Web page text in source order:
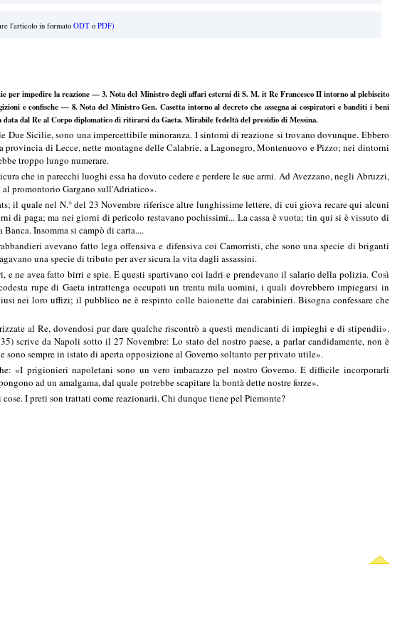
l'articolo in formatoODToPDF)
per impedire la reazione — 3. Nota del Ministro degli affari esterni di S. M. it Re Francesco II intorno al plebiscito
e confische — 8. Nota del Ministro Gen. Casetta intorno al decreto che assegna ai cospiratori e banditi i beni
dal Re al Corpo diplomatico di ritirarsi da Gaeta. Mirabile fedeltà del presidio di Messina.
Sicilie, sono una impercettibile minoranza. I sintomi di reazione si trovano dovunque. Ebbero
di Lecce, nette montagne delle Calabrie, a Lagonegro, Montenuovo e Pizzo; nei dintorni
troppo lungo numerare.
che in parecchi luoghi essa ha dovuto cedere e perdere le sue armi. Ad Avezzano, negli Abruzzi,
promontorio Gargano sull'Adriatico».
il quale nel N.° del 23 Novembre riferisce altre lunghissime lettere, di cui giova recare qui alcuni
di paga; ma nei giorni di pericolo restavano pochissimi... La cassa è vuota; tin qui si è vissuto di
Insomma si campò di carta....
avevano fatto lega offensiva e difensiva coi Camorristi, che sono una specie di briganti
una specie di tributo per aver sicura la vita dagli assassini.
ne avea fatto birri e spie. E questi spartivano coi ladri e prendevano il salario della polizia. Così
rupe di Gaeta intrattenga occupati un trenta mila uomini, i quali dovrebbero impiegarsi in
nei loro uffizi; il pubblico ne è respinto colle baionette dai carabinieri. Bisogna confessare che
al Re, dovendosi pur dare qualche riscontrò a questi mendicanti di impieghi e di stipendii».
scrive da Napoli sotto il 27 Novembre: Lo stato del nostro paese, a parlar candidamente, non è
sempre in istato di aperta opposizione al Governo soltanto per privato utile».
«I prigionieri napoletani sono un vero imbarazzo pel nostro Governo. E difficile incorporarli
ad un amalgama, dal quale potrebbe scapitare la bontà dette nostre forze».
I preti son trattati come reazionarii. Chi dunque tiene pel Piemonte?